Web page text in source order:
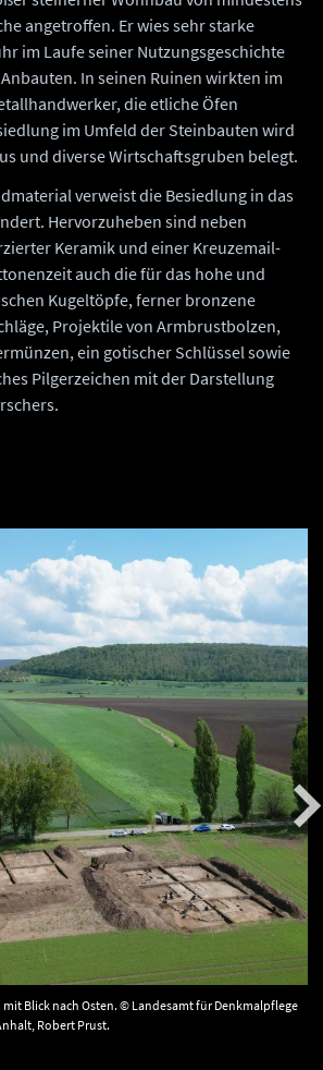
angetroffen. Er wies sehr starke
im Laufe seiner Nutzungsgeschichte
In seinen Ruinen wirkten im
die etliche Öfen
im Umfeld der Steinbauten wird
und diverse Wirtschaftsgruben belegt.
verweist die Besiedlung in das
Hervorzuheben sind neben
Keramik und einer Kreuzemail-
auch die für das hohe und
Kugeltöpfe, ferner bronzene
Projektile von Armbrustbolzen,
ein gotischer Schlüssel sowie
Pilgerzeichen mit der Darstellung
Blick nach Osten. © Landesamt für Denkmalpflege
Robert Prust.